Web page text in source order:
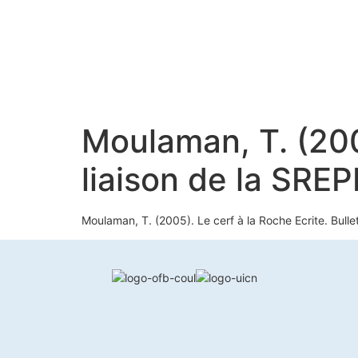
Moulaman, T.
liaison de la
Moulaman, T. (2005). Le cerf à la Roche Ecrite.